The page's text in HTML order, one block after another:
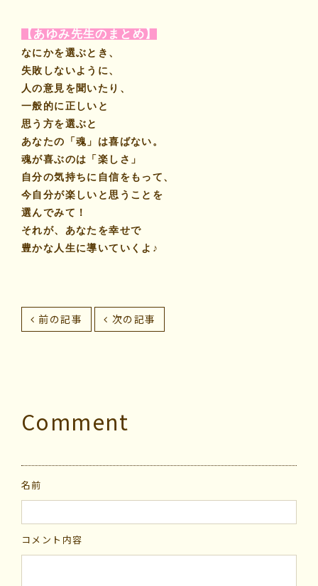
【あゆみ先生のまとめ】
なにかを選ぶとき、
失敗しないように、
人の意見を聞いたり、
一般的に正しいと
思う方を選ぶと
あなたの「魂」は喜ばない。
魂が喜ぶのは「楽しさ」
自分の気持ちに自信をもって、
今自分が楽しいと思うことを
選んでみて！
それが、あなたを幸せで
豊かな人生に導いていくよ♪
前の記事 次の記事
Comment
名前
コメント内容